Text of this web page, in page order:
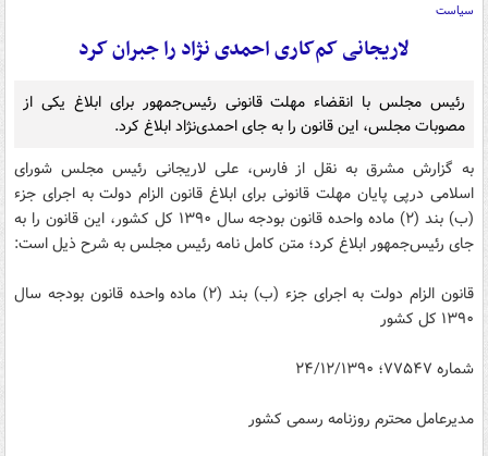
سیاست
لاریجانی کم‌کاری احمدی نژاد را جبران کرد
رئیس مجلس با انقضاء مهلت قانونی رئیس‌جمهور برای ابلاغ یکی از
مصوبات مجلس، این قانون را به جای احمدی‌نژاد ابلاغ کرد.
به گزارش مشرق به نقل از فارس، علی لاریجانی رئیس مجلس شورای
اسلامی درپی پایان مهلت قانونی برای ابلاغ قانون الزام دولت به اجرای جزء
(ب) بند (۲) ماده واحده قانون بودجه سال ۱۳۹۰ کل کشور، این قانون را به
جای رئیس‌جمهور ابلاغ کرد؛ متن کامل نامه رئیس مجلس به شرح ذیل است:
قانون الزام دولت به اجرای جزء (ب) بند (۲) ماده واحده قانون بودجه سال
۱۳۹۰ کل کشور
شماره ۷۷۵۴۷؛ ۲۴/۱۲/۱۳۹۰
مدیرعامل محترم روزنامه رسمی کشور